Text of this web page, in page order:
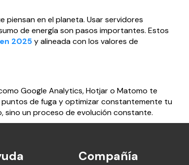
piensan en el planeta. Usar servidores
de energía son pasos importantes. Estos
2025y alineada con los valores de
Google Analytics, Hotjar o Matomo te
de fuga y optimizar constantemente tu
sino un proceso de evolución constante.
Compañía